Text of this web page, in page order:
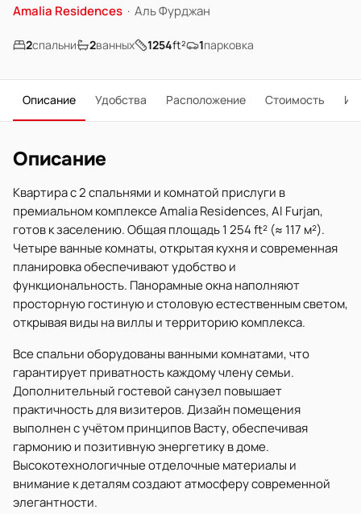
Amalia Residences · Аль Фурджан
2спальни 2ванных 1254ft² 1парковка
Описание Удобства Расположение Стоимость
Описание
Квартира с 2 спальнями и комнатой прислуги в
премиальном комплексе Amalia Residences, Al Furjan,
готов к заселению. Общая площадь 1 254 ft² (≈ 117 м²).
Четыре ванные комнаты, открытая кухня и современная
планировка обеспечивают удобство и
функциональность. Панорамные окна наполняют
просторную гостиную и столовую естественным светом,
открывая виды на виллы и территорию комплекса.
Все спальни оборудованы ванными комнатами, что
гарантирует приватность каждому члену семьи.
Дополнительный гостевой санузел повышает
практичность для визитеров. Дизайн помещения
выполнен с учётом принципов Васту, обеспечивая
гармонию и позитивную энергетику в доме.
Высокотехнологичные отделочные материалы и
внимание к деталям создают атмосферу современной
элегантности.